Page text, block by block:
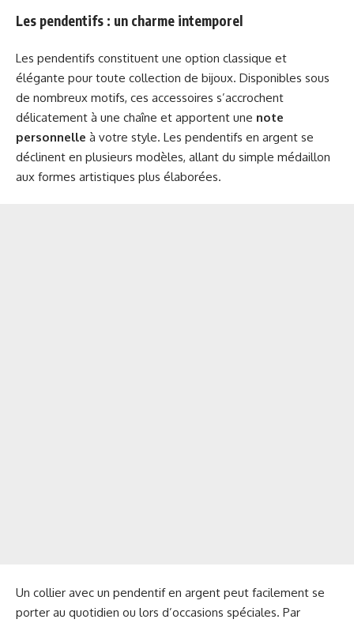
Les pendentifs : un charme intemporel
Les pendentifs constituent une option classique et
élégante pour toute collection de bijoux. Disponibles sous
de nombreux motifs, ces accessoires s’accrochent
délicatement à une chaîne et apportent une note
personnelle à votre style. Les pendentifs en argent se
déclinent en plusieurs modèles, allant du simple médaillon
aux formes artistiques plus élaborées.
Un collier avec un pendentif en argent peut facilement se
porter au quotidien ou lors d’occasions spéciales. Par